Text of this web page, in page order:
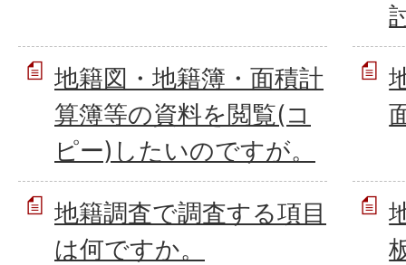
地籍図・地籍簿・面積計
算簿等の資料を閲覧(コ
ピー)したいのですが。
地籍調査で調査する項目
は何ですか。